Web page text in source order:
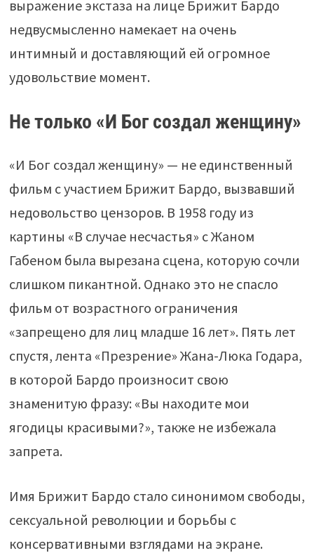
выражение экстаза на лице Брижит Бардо
недвусмысленно намекает на очень
интимный и доставляющий ей огромное
удовольствие момент.
Не только «И Бог создал женщину»
«И Бог создал женщину» — не единственный
фильм с участием Брижит Бардо, вызвавший
недовольство цензоров. В 1958 году из
картины «В случае несчастья» с Жаном
Габеном была вырезана сцена, которую сочли
слишком пикантной. Однако это не спасло
фильм от возрастного ограничения
«запрещено для лиц младше 16 лет». Пять лет
спустя, лента «Презрение» Жана-Люка Годара,
в которой Бардо произносит свою
знаменитую фразу: «Вы находите мои
ягодицы красивыми?», также не избежала
запрета.
Имя Брижит Бардо стало синонимом свободы,
сексуальной революции и борьбы с
консервативными взглядами на экране.